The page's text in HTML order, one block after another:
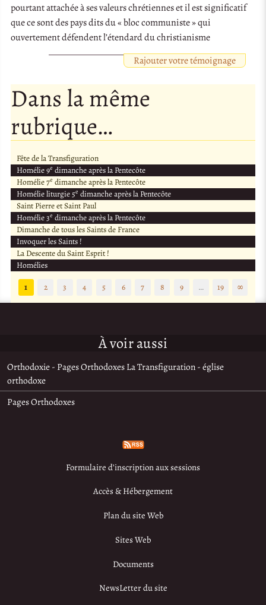
pourtant attachée à ses valeurs chrétiennes et il est significatif
que ce sont des pays dits du « bloc communiste » qui
ouvertement défendent l’étendard du christianisme
Rajouter votre témoignage
Dans la même
rubrique…
Fête de la Transfiguration
Homélie 9e dimanche après la Pentecôte
Homélie 7e dimanche après la Pentecôte
Homélie liturgie 5e dimanche après la Pentecôte
Saint Pierre et Saint Paul
Homélie 3e dimanche après la Pentecôte
Dimanche de tous les Saints de France
Invoquer les Saints !
La Descente du Saint Esprit !
Homélies
1
2 3 4 5 6 7 8 9 … 19 ∞
À voir aussi
Orthodoxie - Pages Orthodoxes La Transfiguration - église
orthodoxe
Pages Orthodoxes
Formulaire d’inscription aux sessions
Accès & Hébergement
Plan du site Web
Sites Web
Documents
NewsLetter du site